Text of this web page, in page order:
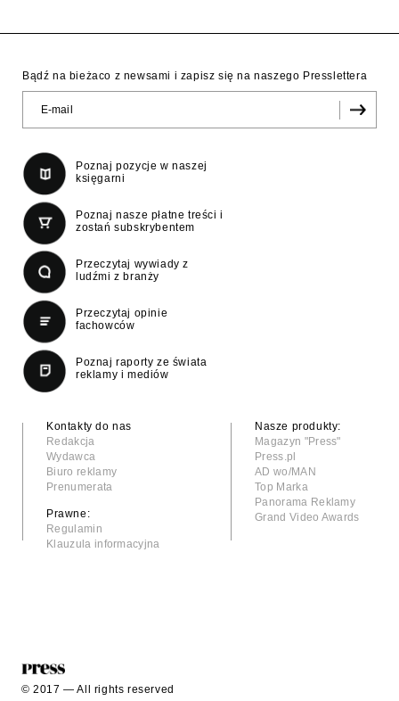
Bądź na bieżaco z newsami i zapisz się na naszego Presslettera
Poznaj pozycje w naszej
księgarni
Poznaj nasze płatne treści i
zostań subskrybentem
Przeczytaj wywiady z
ludźmi z branży
Przeczytaj opinie
fachowców
Poznaj raporty ze świata
reklamy i mediów
Kontakty do nas
Redakcja
Wydawca
Biuro reklamy
Prenumerata
Prawne:
Regulamin
Klauzula informacyjna
Nasze produkty:
Magazyn "Press"
Press.pl
AD wo/MAN
Top Marka
Panorama Reklamy
Grand Video Awards
© 2017 — All rights reserved